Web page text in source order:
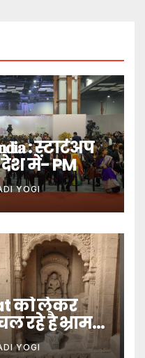
: स्टार्टअप
में- PM
YOGI
को लेकर
रहे है भ्रामक
YOGI